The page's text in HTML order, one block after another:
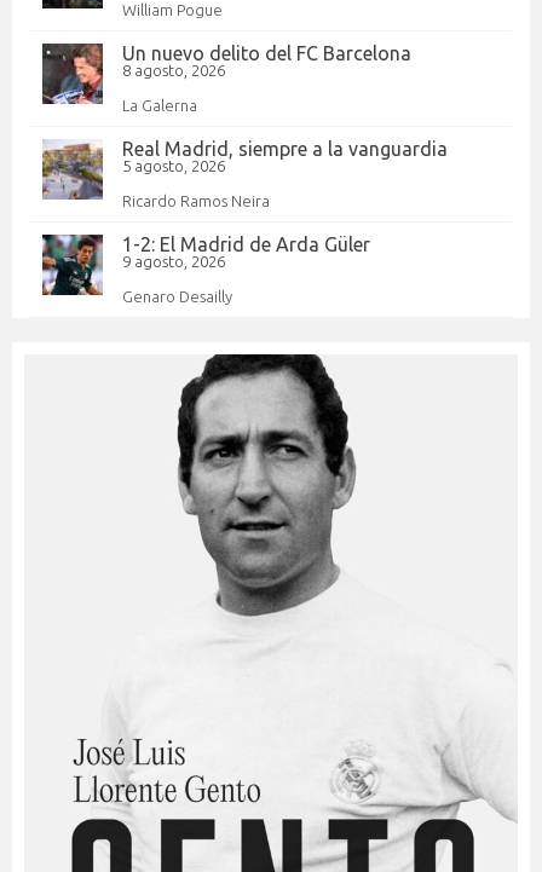
William Pogue
Un nuevo delito del FC Barcelona
8 agosto, 2026
La Galerna
Real Madrid, siempre a la vanguardia
5 agosto, 2026
Ricardo Ramos Neira
1-2: El Madrid de Arda Güler
9 agosto, 2026
Genaro Desailly